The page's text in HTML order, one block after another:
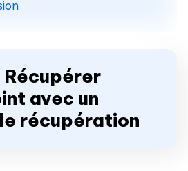
Récupérer
avec un
récupération